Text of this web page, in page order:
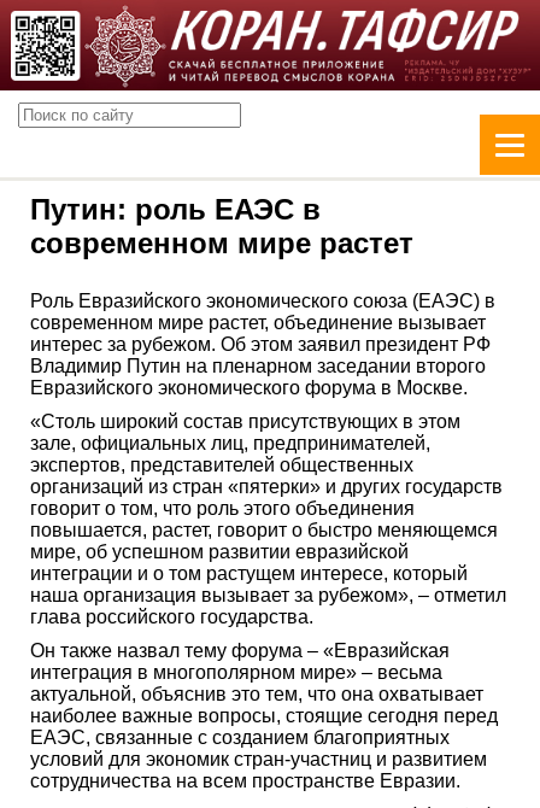
Путин: роль ЕАЭС в
современном мире растет
Роль Евразийского экономического союза (ЕАЭС) в
современном мире растет, объединение вызывает
интерес за рубежом. Об этом заявил президент РФ
Владимир Путин на пленарном заседании второго
Евразийского экономического форума в Москве.
«Столь широкий состав присутствующих в этом
зале, официальных лиц, предпринимателей,
экспертов, представителей общественных
организаций из стран «пятерки» и других государств
говорит о том, что роль этого объединения
повышается, растет, говорит о быстро меняющемся
мире, об успешном развитии евразийской
интеграции и о том растущем интересе, который
наша организация вызывает за рубежом», – отметил
глава российского государства.
Он также назвал тему форума – «Евразийская
интеграция в многополярном мире» – весьма
актуальной, объяснив это тем, что она охватывает
наиболее важные вопросы, стоящие сегодня перед
ЕАЭС, связанные с созданием благоприятных
условий для экономик стран-участниц и развитием
сотрудничества на всем пространстве Евразии.